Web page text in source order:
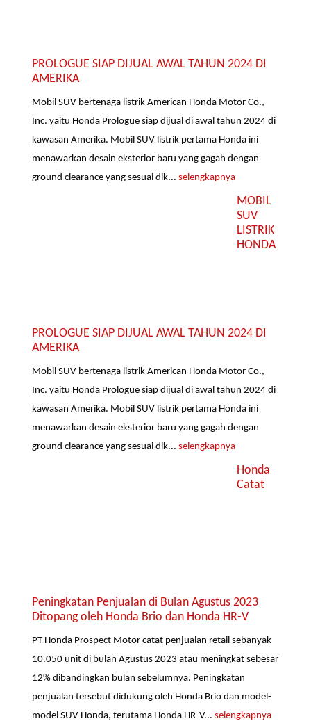
PROLOGUE SIAP DIJUAL AWAL TAHUN 2024 DI
AMERIKA
Mobil SUV bertenaga listrik American Honda Motor Co.,
Inc. yaitu Honda Prologue siap dijual di awal tahun 2024 di
kawasan Amerika. Mobil SUV listrik pertama Honda ini
menawarkan desain eksterior baru yang gagah dengan
ground clearance yang sesuai dik...selengkapnya
MOBIL
SUV
LISTRIK
HONDA
PROLOGUE SIAP DIJUAL AWAL TAHUN 2024 DI
AMERIKA
Mobil SUV bertenaga listrik American Honda Motor Co.,
Inc. yaitu Honda Prologue siap dijual di awal tahun 2024 di
kawasan Amerika. Mobil SUV listrik pertama Honda ini
menawarkan desain eksterior baru yang gagah dengan
ground clearance yang sesuai dik...selengkapnya
Honda
Catat
Peningkatan Penjualan di Bulan Agustus 2023
Ditopang oleh Honda Brio dan Honda HR-V
PT Honda Prospect Motor catat penjualan retail sebanyak
10.050 unit di bulan Agustus 2023 atau meningkat sebesar
12% dibandingkan bulan sebelumnya. Peningkatan
penjualan tersebut didukung oleh Honda Brio dan model-
model SUV Honda, terutama Honda HR-V...selengkapnya